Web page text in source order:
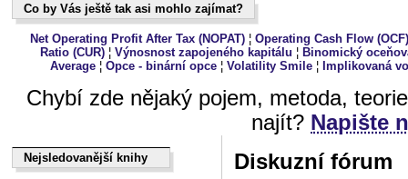
Co by Vás ještě tak asi mohlo zajímat?
Co by Vás ještě tak asi mohlo zajímat?
Net Operating Profit After Tax (NOPAT)¦ Operating Cash Flow (OCF)
Ratio (CUR)¦ Výnosnost zapojeného kapitálu ¦ Binomický
Average ¦Opce - binární opce ¦Volatility Smile ¦ Implikovaná
Chybí zde nějaký pojem, metoda,
najít? Napište
Nejsledovanější knihy
Nejsledovanější knihy
Diskuzní fórum